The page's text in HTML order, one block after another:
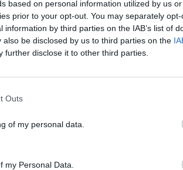
based on personal information utilized by us
prior to your opt-out. You may separately
by third parties on the IAB’s list of
be disclosed by us to third parties on the
further disclose it to other third parties.
Outs
of my personal data.
my Personal Data.
Durante o verão, as visitas
e um “portal do tempo” que
decorrer durante o dia.
oferecendo uma
de Monsaraz e ao Lago
de relevo.
o Monte Santa Catarina e o
na região.